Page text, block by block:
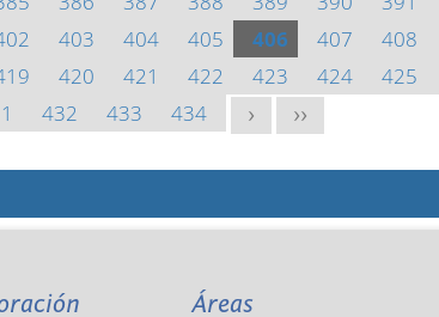
403 404 405 406 407 408
420 421 422 423 424 425
432 433 434 > >>
Áreas